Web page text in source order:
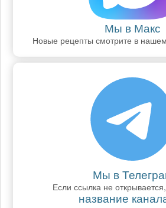
Мы в Макс
Новые рецепты смотрите в
Мы в
Если ссылка не
название